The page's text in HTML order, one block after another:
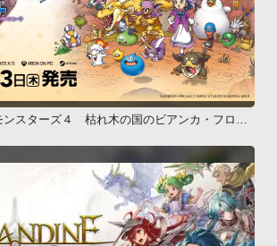
ンスターズ４ 枯れ木の国のビアンカ・フロー